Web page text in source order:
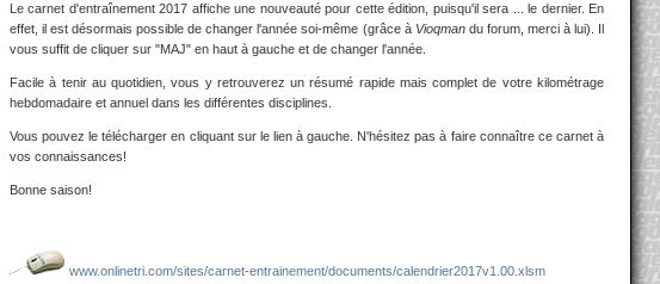
Le carnet d'entraînement 2017 affiche une nouveauté pour cette édition, puisqu'il sera ... le dernier. En
effet, il est désormais possible de changer l'année soi-même (grâce à Vioqmandu forum, merci à lui). Il
vous suffit de cliquer sur "MAJ" en haut à gauche et de changer l'année.
Facile à tenir au quotidien, vous y retrouverez un résumé rapide mais complet de votre kilométrage
hebdomadaire et annuel dans les différentes disciplines.
Vous pouvez le télécharger en cliquant sur le lien à gauche. N'hésitez pas à faire connaître ce carnet à
vos connaissances!
Bonne saison!
www.onlinetri.com/sites/carnet-entrainement/documents/calendrier2017v1.00.xlsm